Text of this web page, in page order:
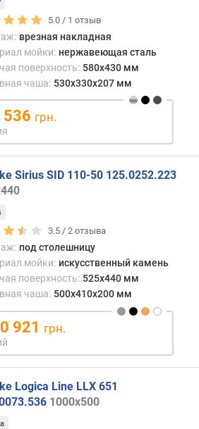
5.0 / 1 отзыв
врезная накладная
мойки: нержавеющая сталь
поверхность: 580x430 мм
чаша: 530x330x207 мм
грн.
Sirius SID 110-50 125.0252.223
3.5 /2 отзыва
под столешницу
мойки: искусственный камень
поверхность: 525x440 мм
чаша: 500x410x200 мм
921 грн.
Logica Line LLX 651
1000х500